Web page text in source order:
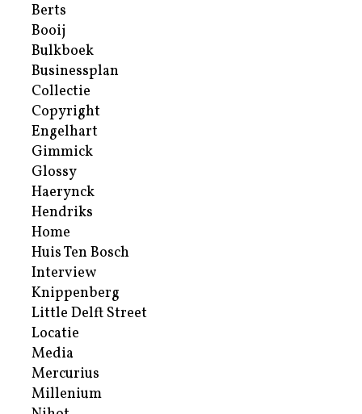
Berts
Booij
Bulkboek
Businessplan
Collectie
Copyright
Engelhart
Gimmick
Glossy
Haerynck
Hendriks
Home
Huis Ten Bosch
Interview
Knippenberg
Little Delft Street
Locatie
Media
Mercurius
Millenium